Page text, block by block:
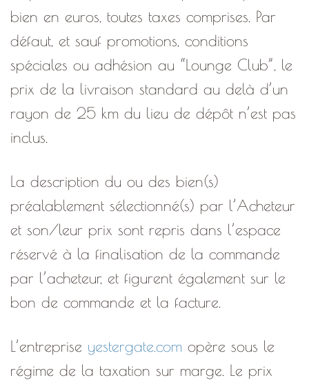
bien en euros, toutes taxes comprises. Par
défaut, et sauf promotions, conditions
spéciales ou adhésion au “Lounge Club”, le
prix de la livraison standard au delà d’un
rayon de 25 km du lieu de dépôt n’est pas
inclus.
La description du ou des bien(s)
préalablement sélectionné(s) par l’Acheteur
et son/leur prix sont repris dans l’espace
réservé à la finalisation de la commande
par l’acheteur, et figurent également sur le
bon de commande et la facture.
L’entreprise yestergate.com opère sous le
régime de la taxation sur marge. Le prix